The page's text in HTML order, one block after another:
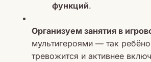
функций.
Организуем занятия в
мультигероями — так
тревожится и активнее